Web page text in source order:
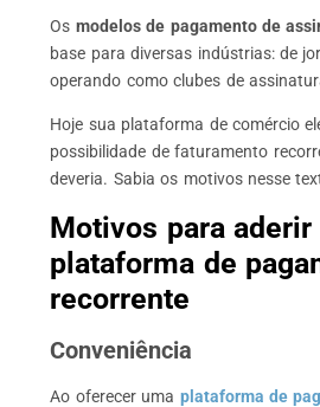
Os modelos de pagamento de
base para diversas indústrias: de
operando como clubes de
Hoje sua plataforma de comércio
possibilidade de faturamento
deveria. Sabia os motivos nesse
Motivos para aderir
plataforma de
recorrente
Conveniência
Ao oferecer uma plataforma de